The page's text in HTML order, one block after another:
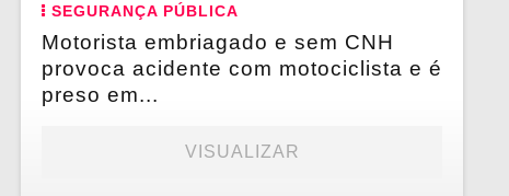
SEGURANÇA PÚBLICA
Motorista embriagado e sem CNH
provoca acidente com motociclista e é
preso em...
VISUALIZAR